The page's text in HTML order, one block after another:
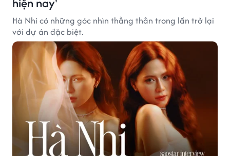
Hà Nhi có những góc nhìn thẳng thắn trong lần trở lại
với dự án đặc biệt.